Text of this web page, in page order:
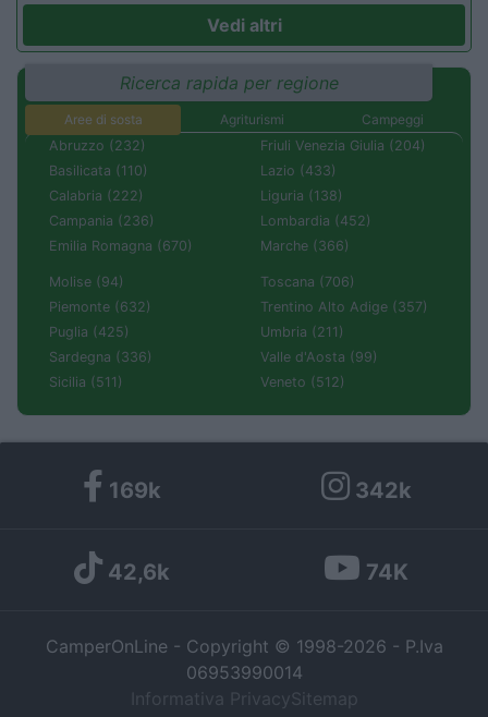
Vedi altri
Ricerca rapida per regione
Aree di sosta Agriturismi
Campeggi
Abruzzo (232)
Basilicata (110)
Calabria (222)
Campania (236)
Emilia Romagna (670)
Friuli Venezia Giulia (204)
Lazio (433)
Liguria (138)
Lombardia (452)
Marche (366)
Molise (94)
Piemonte (632)
Puglia (425)
Sardegna (336)
Sicilia (511)
Toscana (706)
Trentino Alto Adige (357)
Umbria (211)
Valle d'Aosta (99)
Veneto (512)
169k 342k
42,6k 74K
CamperOnLine - Copyright © 1998-2026 - P.Iva
06953990014
Informativa Privacy Sitemap